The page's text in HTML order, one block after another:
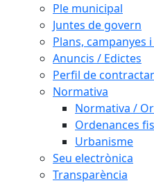
Ple municipal
Juntes de govern
Plans, campanyes
Anuncis / Edictes
Perfil de
Normativa
Normativa /
Ordenances
Urbanisme
Seu electrònica
Transparència